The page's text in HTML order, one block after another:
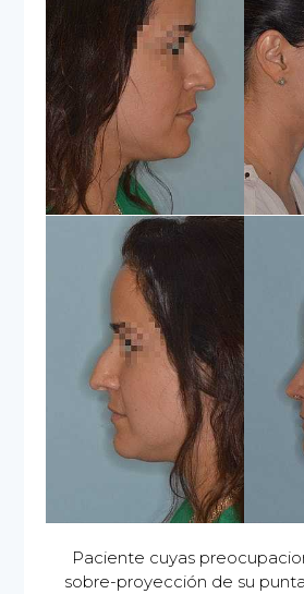
Paciente cuyas
sobre-proyección de su